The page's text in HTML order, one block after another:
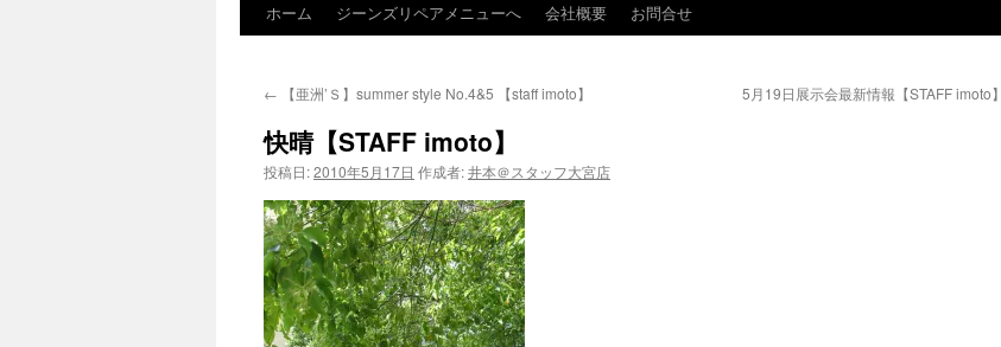
テ
ン
へ
ス
キ
ホーム ジーンズリペアメニューへ 会社概要 お問合せ
← 【亜洲’Ｓ】summer style No.4&5 【staff imoto】 5月19日展示会最新情報【STAFF imoto】
快晴【STAFF imoto】
投稿日:2010年5月17日 作成者:井本＠スタッフ大宮店